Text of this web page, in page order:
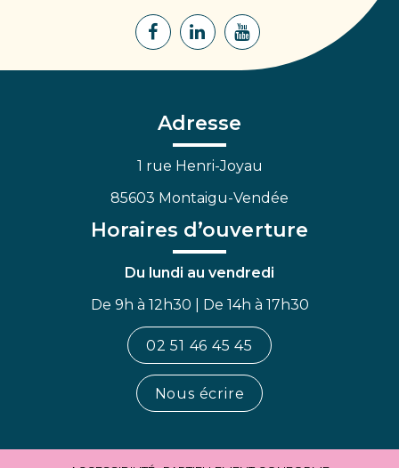
Lien
Facebook
Lien
Lien
Adresse
1 rue Henri-Joyau
85603 Montaigu-Vendée
Horaires d’ouverture
Du lundi au vendredi
De 9h à 12h30 | De 14h à 17h30
02 51 46 45 45
Nous écrire